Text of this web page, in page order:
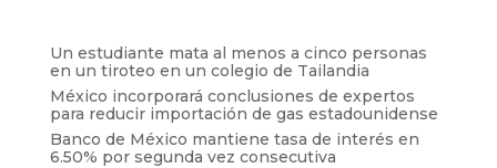
Un estudiante mata al menos a cinco personas
en un tiroteo en un colegio de Tailandia
México incorporará conclusiones de expertos
para reducir importación de gas estadounidense
Banco de México mantiene tasa de interés en
6.50% por segunda vez consecutiva